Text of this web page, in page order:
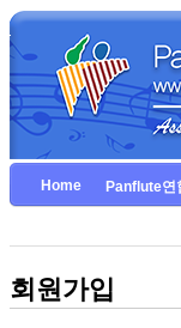
Home Panflute연
회원가입